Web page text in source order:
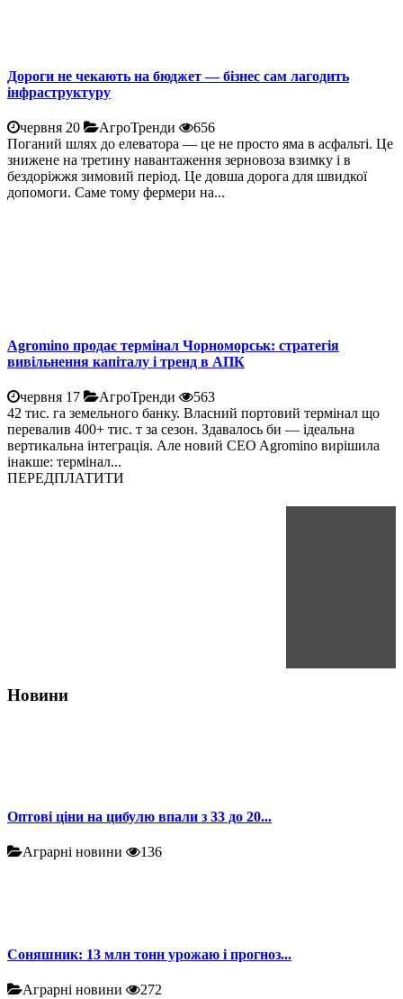
Дороги не чекають на бюджет — бізнес сам лагодить
інфраструктуру
червня 20 АгроТренди
656
Поганий шлях до елеватора — це не просто яма в асфальті. Це
знижене на третину навантаження зерновоза взимку і в
бездоріжжя зимовий період. Це довша дорога для швидкої
допомоги. Саме тому фермери на...
Agromino продає термінал Чорноморськ: стратегія
вивільнення капіталу і тренд в АПК
червня 17 АгроТренди
563
42 тис. га земельного банку. Власний портовий термінал що
перевалив 400+ тис. т за сезон. Здавалось би — ідеальна
вертикальна інтеграція. Але новий CEO Agromino вирішила
інакше: термінал...
ПЕРЕДПЛАТИТИ
Новини
Оптові ціни на цибулю впали з 33 до 20...
Аграрні новини 136
Соняшник: 13 млн тонн урожаю і прогноз...
Аграрні новини 272